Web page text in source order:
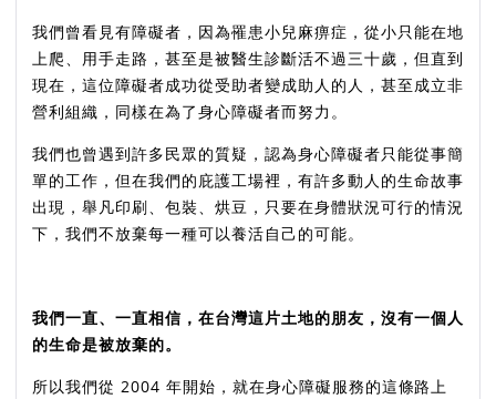
我們曾看見有障礙者，因為罹患小兒麻痹症，從小只能在地
上爬、用手走路，甚至是被醫生診斷活不過三十歲，但直到
現在，這位障礙者成功從受助者變成助人的人，甚至成立非
營利組織，同樣在為了身心障礙者而努力。
我們也曾遇到許多民眾的質疑，認為身心障礙者只能從事簡
單的工作，但在我們的庇護工場裡，有許多動人的生命故事
出現，舉凡印刷、包裝、烘豆，只要在身體狀況可行的情況
下，我們不放棄每一種可以養活自己的可能。
我們一直、一直相信，在台灣這片土地的朋友，沒有一個人
的生命是被放棄的。
所以我們從 2004 年開始，就在身心障礙服務的這條路上